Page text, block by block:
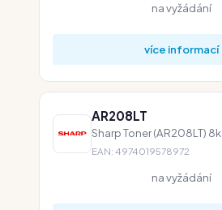
na vyžádání
více informací
AR208LT
Sharp Toner (AR208LT) 8k
EAN: 4974019578972
na vyžádání